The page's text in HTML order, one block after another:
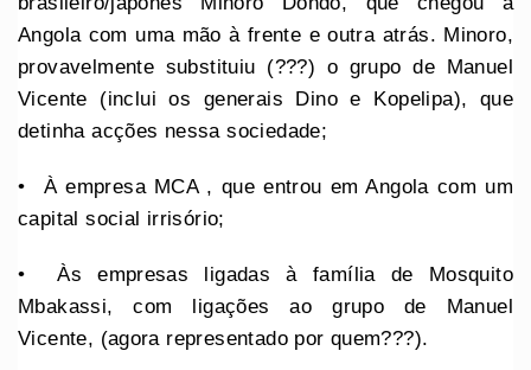
Angola com uma mão à frente e outra atrás. Minoro,
provavelmente substituiu (???) o grupo de Manuel
Vicente (inclui os generais Dino e Kopelipa), que
detinha acções nessa sociedade;
•⁠ ⁠⁠À empresa MCA , que entrou em Angola com um
capital social irrisório;
•⁠ Às empresas ligadas à família de Mosquito
Mbakassi, com ligações ao grupo de Manuel
Vicente, (agora representado por quem???).